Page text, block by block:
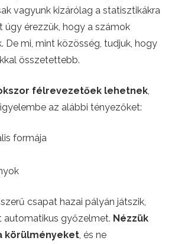
vagyunk kizárólag a statisztikákra
úgy érezzük, hogy a számok
De mi, mint közösség, tudjuk, hogy
összetettebb.
félrevezetőek lehetnek
az alábbi tényezőket:
formája
csapat hazai pályán játszik,
automatikus győzelmet. Nézzük
körülményeket , és ne